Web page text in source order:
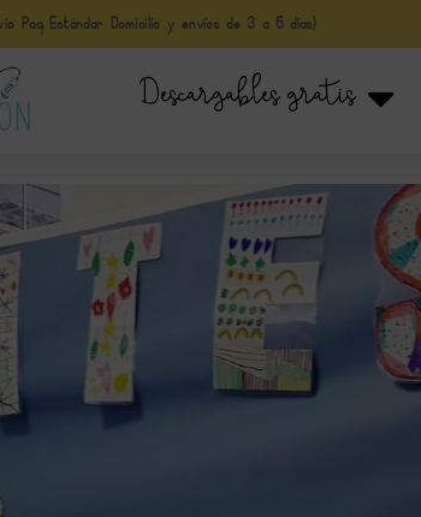
Paq Estándar Domicilio y envíos de 3 a 5 días)
Descargables gratis